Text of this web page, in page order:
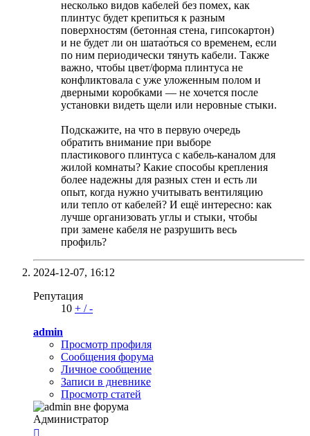
несколько видов кабелей без помех, как
плинтус будет крепиться к разным
поверхностям (бетонная стена, гипсокартон)
и не будет ли он шатао́ться со временем, если
по ним периодически тянуть кабели. Также
важно, чтобы цвет/форма плинтуса не
конфликтовала с уже уложенным полом и
дверными коробками — не хочется после
установки видеть щели или неровные стыки.
Подскажите, на что в первую очередь
обратить внимание при выборе
пластикового плинтуса с кабель-каналом для
жилой комнаты? Какие способы крепления
более надежны для разных стен и есть ли
опыт, когда нужно учитывать вентиляцию
или тепло от кабелей? И ещё интересно: как
лучше организовать углы и стыки, чтобы
при замене кабеля не разрушить весь
профиль?
2024-12-07, 16:12
Репутация
10 + /-
admin
Просмотр профиля
Сообщения форума
Личное сообщение
Записи в дневнике
Просмотр статей
Администратор